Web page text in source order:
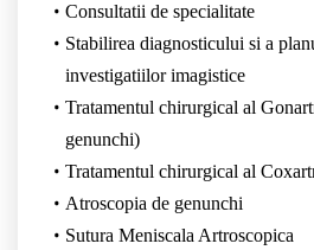
Consultatii de specialitate
Stabilirea diagnosticului si a
investigatiilor imagistice
Tratamentul chirurgical al
genunchi)
Tratamentul chirurgical al
Atroscopia de genunchi
Sutura Meniscala Artroscopica